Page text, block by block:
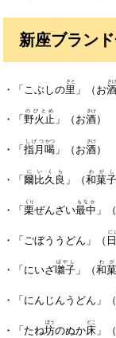
新座ブラン
・「こぶしの里
さと
」（お酒
さけ
・「野火止
のびとめ
」（お酒
さけ
）​
・「指月
しげつ
喝
かつ
」（お酒
さけ
）​
・「爾比
にい
久
く
良
ら
」（和菓子
わがし
・「栗
くり
ぜんざい最中
もなか
」
・「ごぼううどん」（
に
・「にいざ囃子
ばやし
」（和
わ
・「にんじんうどん」（
・「たね坊
ぼう
のぬか床
どこ
」